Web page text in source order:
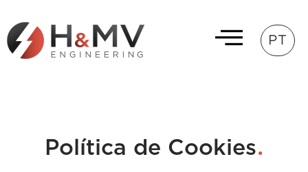
PT
Política de Cookies.